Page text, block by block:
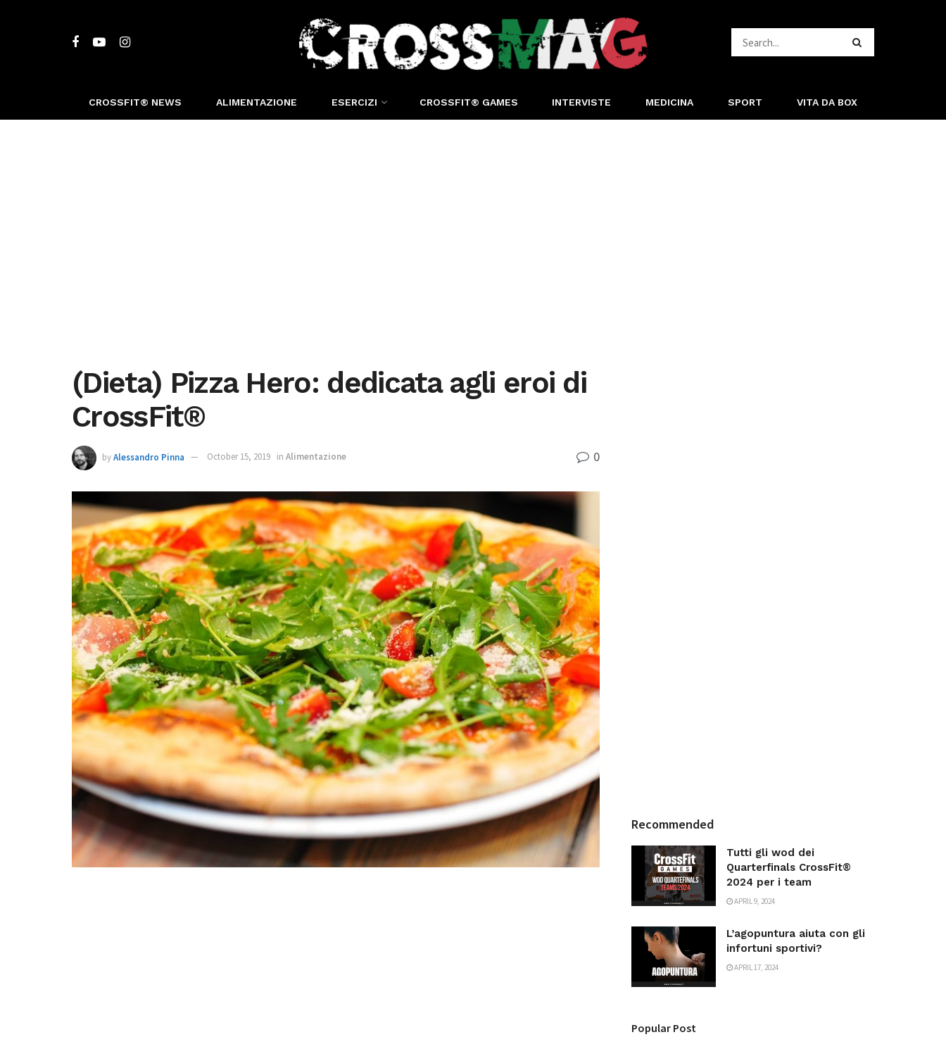
CROSSFIT® NEWS ALIMENTAZIONE ESERCIZI CROSSFIT® GAMES INTERVISTE MEDICINA SPORT VITA DA BOX
(Dieta) Pizza Hero: dedicata agli eroi di
CrossFit®
byAlessandro Pinna October 15, 2019 in Alimentazione 0
Recommended
Tutti gli wod dei
Quarterfinals CrossFit®
2024 per i team
APRIL 9, 2024
L’agopuntura aiuta con gli
infortuni sportivi?
APRIL 17, 2024
Popular Post